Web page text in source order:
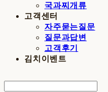
국과찌개류
고객센터
자주묻는질문
질문과답변
고객후기
김치이벤트